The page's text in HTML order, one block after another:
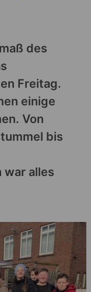
des
Freitag.
einige
Von
bis
war alles